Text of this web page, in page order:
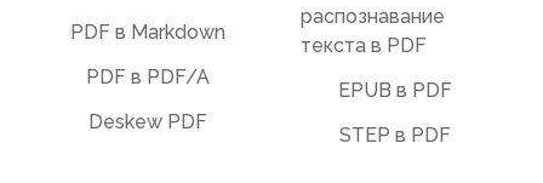
PDF в Markdown
PDF в PDF/A
Deskew PDF
распознавание
текста в PDF
EPUB в PDF
STEP в PDF